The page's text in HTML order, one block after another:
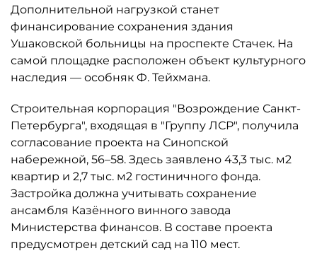
Дополнительной нагрузкой станет
финансирование сохранения здания
Ушаковской больницы на проспекте Стачек. На
самой площадке расположен объект культурного
наследия — особняк Ф. Тейхмана.
Строительная корпорация "Возрождение Санкт-
Петербурга", входящая в "Группу ЛСР", получила
согласование проекта на Синопской
набережной, 56–58. Здесь заявлено 43,3 тыс. м2
квартир и 2,7 тыс. м2 гостиничного фонда.
Застройка должна учитывать сохранение
ансамбля Казённого винного завода
Министерства финансов. В составе проекта
предусмотрен детский сад на 110 мест.